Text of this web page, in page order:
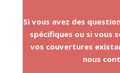
Si vous avez des
spécifiques ou si vous
vos couvertures
nous